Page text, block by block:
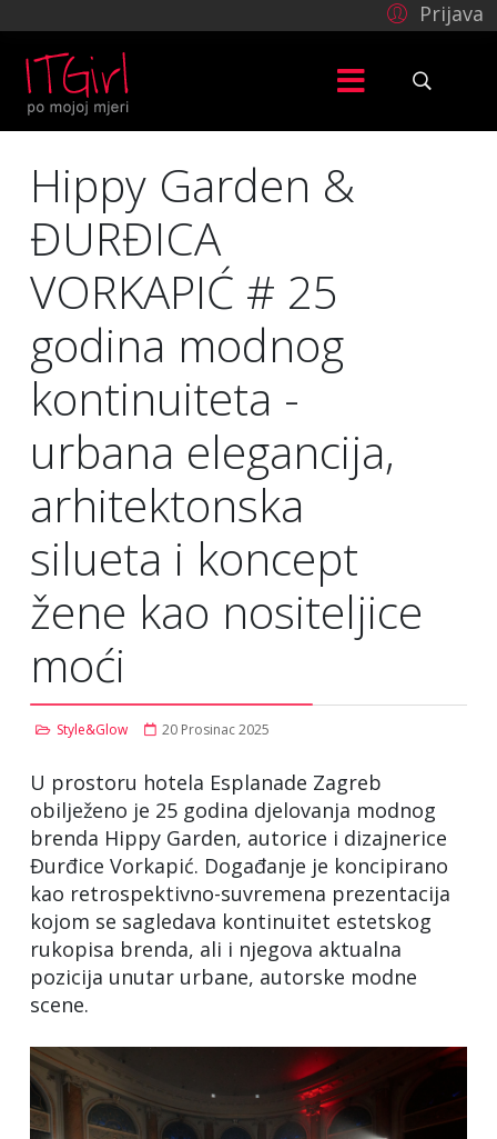
Prijava
Hippy Garden &
ĐURĐICA
VORKAPIĆ # 25
godina modnog
kontinuiteta -
urbana elegancija,
arhitektonska
silueta i koncept
žene kao nositeljice
moći
Style&Glow 20 Prosinac 2025
U prostoru hotela Esplanade Zagreb
obilježeno je 25 godina djelovanja modnog
brenda Hippy Garden, autorice i dizajnerice
Đurđice Vorkapić. Događanje je koncipirano
kao retrospektivno-suvremena prezentacija
kojom se sagledava kontinuitet estetskog
rukopisa brenda, ali i njegova aktualna
pozicija unutar urbane, autorske modne
scene.